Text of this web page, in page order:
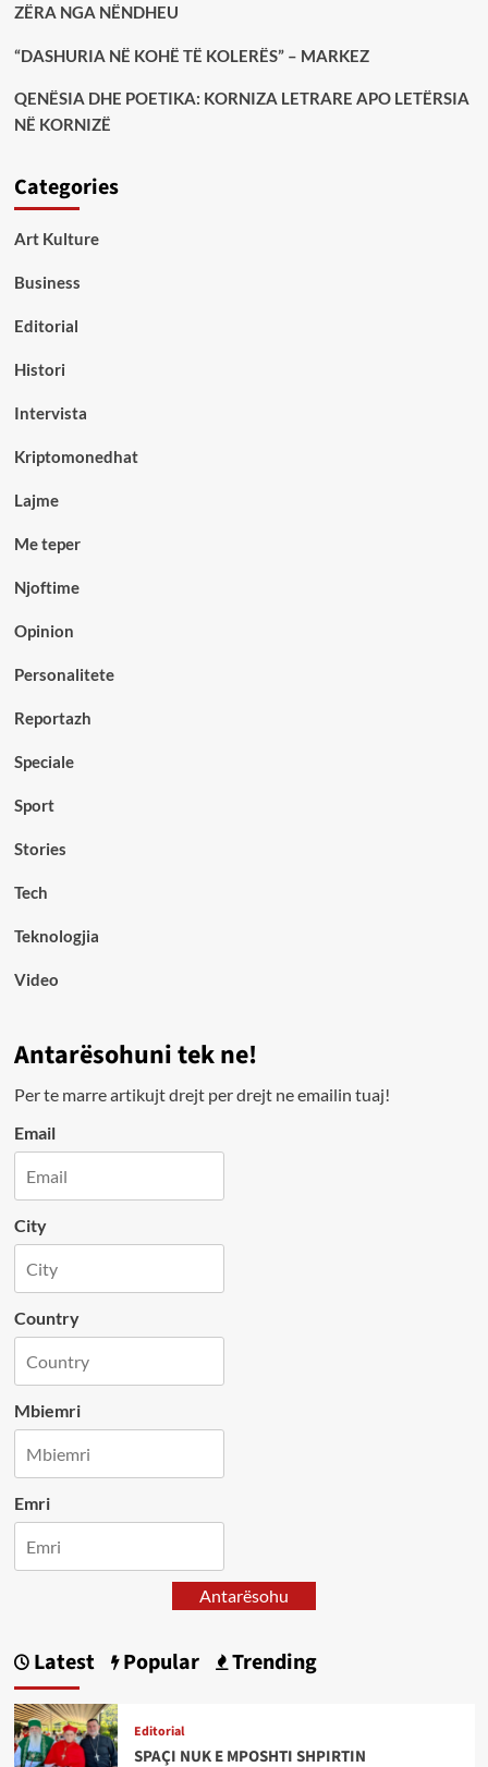
ZËRA NGA NËNDHEU
“DASHURIA NË KOHË TË KOLERËS” – MARKEZ
QENËSIA DHE POETIKA: KORNIZA LETRARE APO LETËRSIA
NË KORNIZË
Categories
Art Kulture
Business
Editorial
Histori
Intervista
Kriptomonedhat
Lajme
Me teper
Njoftime
Opinion
Personalitete
Reportazh
Speciale
Sport
Stories
Tech
Teknologjia
Video
Antarësohuni tek ne!
Per te marre artikujt drejt per drejt ne emailin tuaj!
Email
City
Country
Mbiemri
Emri
Antarësohu
Latest Popular Trending
Editorial
SPAÇI NUK E MPOSHTI SHPIRTIN